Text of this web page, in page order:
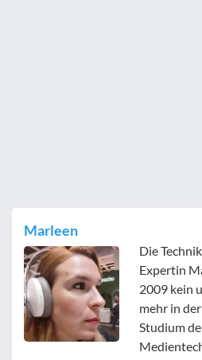
Marleen
Die
Expertin
2009 kein
mehr in
Studium